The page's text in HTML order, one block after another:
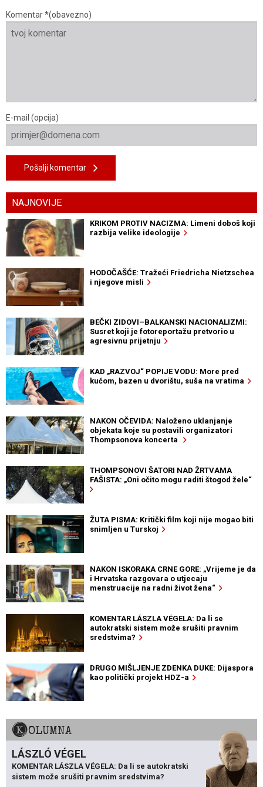
Komentar *(obavezno)
E-mail (opcija)
Pošalji komentar
NAJNOVIJE
KRIKOM PROTIV NACIZMA: Limeni doboš koji
razbija velike ideologije
HODOČAŠĆE: Tražeći Friedricha Nietzschea
i njegove misli
BEČKI ZIDOVI–BALKANSKI NACIONALIZMI:
Susret koji je fotoreportažu pretvorio u
agresivnu prijetnju
KAD „RAZVOJ“ POPIJE VODU: More pred
kućom, bazen u dvorištu, suša na vratima
NAKON OČEVIDA: Naloženo uklanjanje
objekata koje su postavili organizatori
Thompsonova koncerta
THOMPSONOVI ŠATORI NAD ŽRTVAMA
FAŠISTA: „Oni očito mogu raditi štogod žele“
ŽUTA PISMA: Kritički film koji nije mogao biti
snimljen u Turskoj
NAKON ISKORAKA CRNE GORE: „Vrijeme je da
i Hrvatska razgovara o utjecaju
menstruacije na radni život žena“
KOMENTAR LÁSZLA VÉGELA: Da li se
autokratski sistem može srušiti pravnim
sredstvima?
DRUGO MIŠLJENJE ZDENKA DUKE: Dijaspora
kao politički projekt HDZ-a
KOLUMNA
LÁSZLÓ VÉGEL
KOMENTAR LÁSZLA VÉGELA: Da li se autokratski
sistem može srušiti pravnim sredstvima?